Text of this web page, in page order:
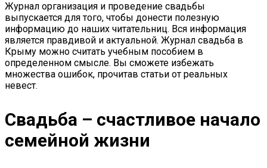
Журнал организация и проведение свадьбы
выпускается для того, чтобы донести полезную
информацию до наших читательниц. Вся информация
является правдивой и актуальной. Журнал свадьба в
Крыму можно считать учебным пособием в
определенном смысле. Вы сможете избежать
множества ошибок, прочитав статьи от реальных
невест.
Свадьба – счастливое начало
семейной жизни